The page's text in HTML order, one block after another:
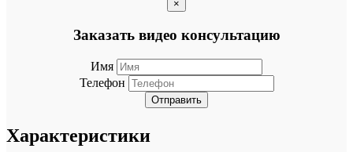
×
Заказать видео консультацию
Имя
Телефон
Отправить
Характеристики